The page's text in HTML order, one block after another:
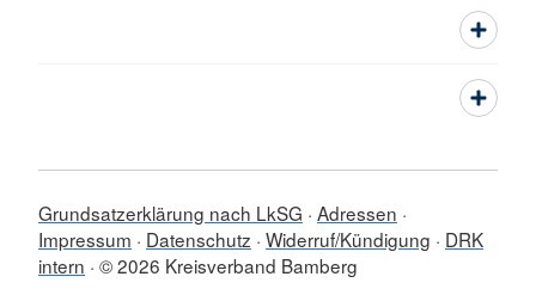
Grundsatzerklärung nach LkSG Adressen
Impressum
Datenschutz Widerruf/Kündigung
DRK
intern © 2026 Kreisverband Bamberg